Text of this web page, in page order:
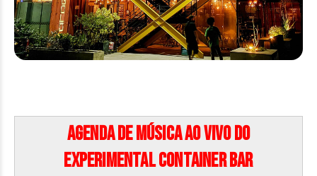
Agenda de Música ao Vivo do
Experimental Container Bar